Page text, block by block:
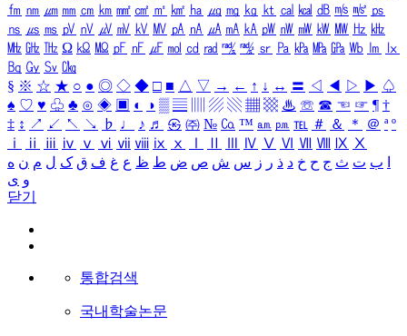
㎙ ㎚ ㎛ ㎜ ㎝ ㎞ ㎟ ㎠ ㎡ ㎢ ㏊ ㎍ ㎎ ㎏ ㏏ ㎈ ㎉ ㏈ ㎧ ㎨ ㎰
㎱ ㎲ ㎳ ㎴ ㎵ ㎶ ㎷ ㎸ ㎹ ㎀ ㎁ ㎂ ㎃ ㎄ ㎺ ㎻ ㎽ ㎾ ㎿ ㎐ ㎑
㎒ ㎓ ㎔ Ω ㏀ ㏁ ㎊ ㎋ ㎌ ㏖ ㏅ ㎭ ㎮ ㎯ ㏛ ㎩ ㎪ ㎫ ㎬ ㏝ ㏐
㏓
㏃ ㏉ ㏜ ㏆
§ ※ ☆ ★ ○ ● ◎ ◇ ◆ □ ■ △ ▽ → ← ↑ ↓ ↔ 〓 ◁ ◀ ▷ ▶ ♤
♠ ♡ ♥ ♧ ♣ ⊙ ◈ ▣ ◐ ◑ ▒ ▤ ▨ ▧ ▦ ▩ ♨ ☏ ☎ ☜ ☞ ¶ †
‡ ↕ ↗ ↙ ↖ ↘ ♭ ♩ ♪ ♬ ㉿ ㈜ № ㏇ ™ ㏂ ㏘ ℡ ＃ ＆ ＊ ＠ ª º
ⅰ
ⅱ ⅲ ⅳ ⅴ ⅵ ⅶ ⅷ ⅸ ⅹ Ⅳ Ⅴ Ⅵ Ⅶ Ⅷ Ⅸ Ⅹ
ب ت ث ج ح خ د ذ ر ز س ش ص ض ط ظ ع غ ف ق ک ل م ن ه
و ی
닫기
통합검색
국내학술논문